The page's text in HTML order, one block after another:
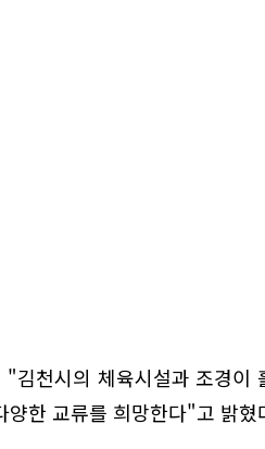
"김천시의 체육시설과 조경
양한 교류를 희망한다"고 밝혔